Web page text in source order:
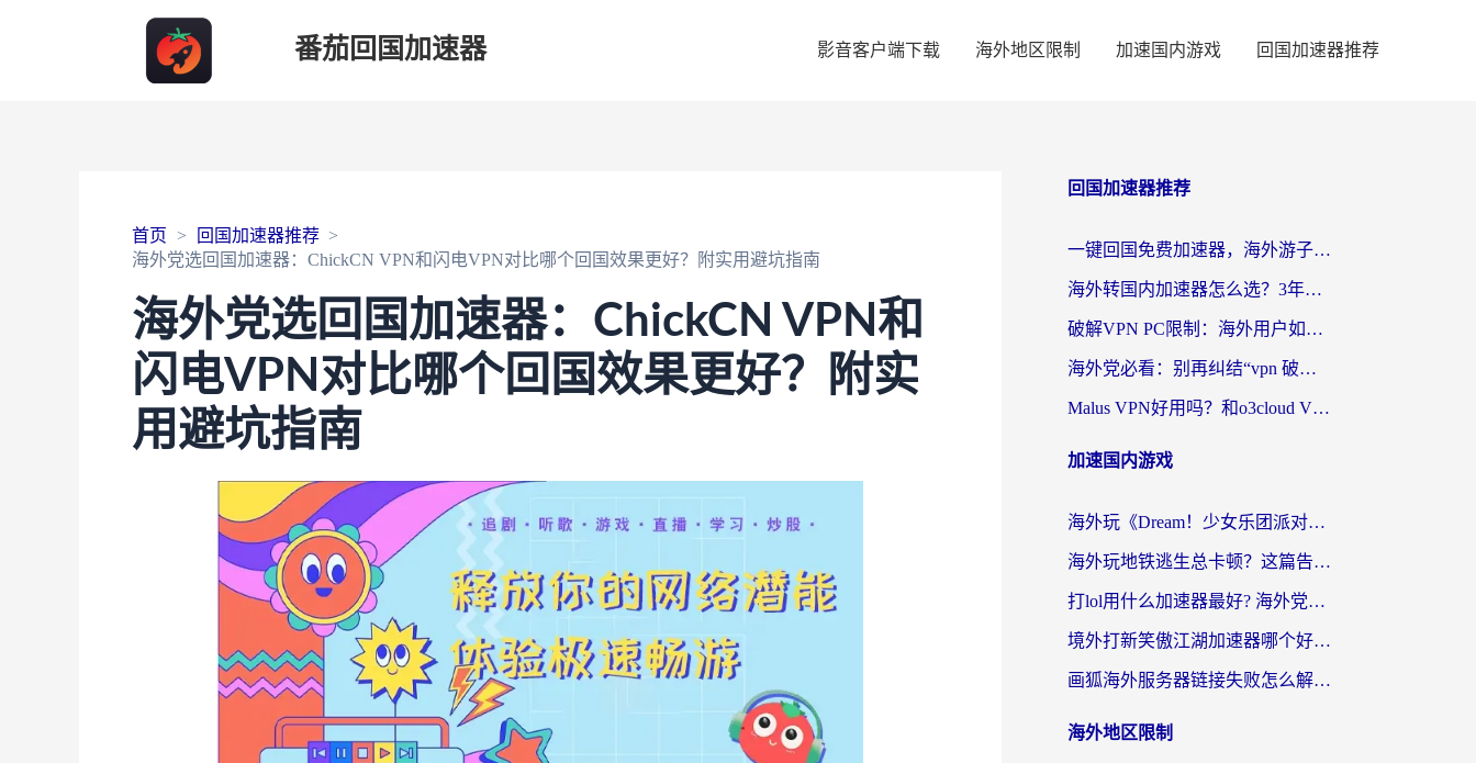
番茄回国加速器 影音客户端下载 海外地区限制 加速国内游戏 回国加速器推荐
首页
回国加速器推荐
海外党选回国加速器：ChickCN VPN和闪电VPN对比哪个回国效果更好？附实用避坑指南
海外党选回国加速器：ChickCN VPN和
闪电VPN对比哪个回国效果更好？附实
用避坑指南
回国加速器推荐
一键回国免费加速器，海外游子的数字归乡路
海外转国内加速器怎么选？3年海外党亲测指南，无缝刷剧玩游戏不再难
破解VPN PC限制：海外用户如何选择回国加速器实现无缝访问国内资源
海外党必看：别再纠结“vpn 破解”，这样选回国加速器才能真正无缝访问国内资源
Malus VPN好用吗？和o3cloud VPN对比哪个回国效果更好？
加速国内游戏
海外玩《Dream！少女乐团派对！》总卡顿？加速器到底能不能用？一篇指南解决你的国服游戏难题
海外玩地铁逃生总卡顿？这篇告诉你玩地铁逃生用什么加速器好,比较好
打lol用什么加速器最好? 海外党亲测3年的国服游戏加速终极攻略
境外打新笑傲江湖加速器哪个好？海外玩家国服畅玩全攻略（附实测推荐）
画狐海外服务器链接失败怎么解决？海外玩家国服游戏加速器终极指南
海外地区限制